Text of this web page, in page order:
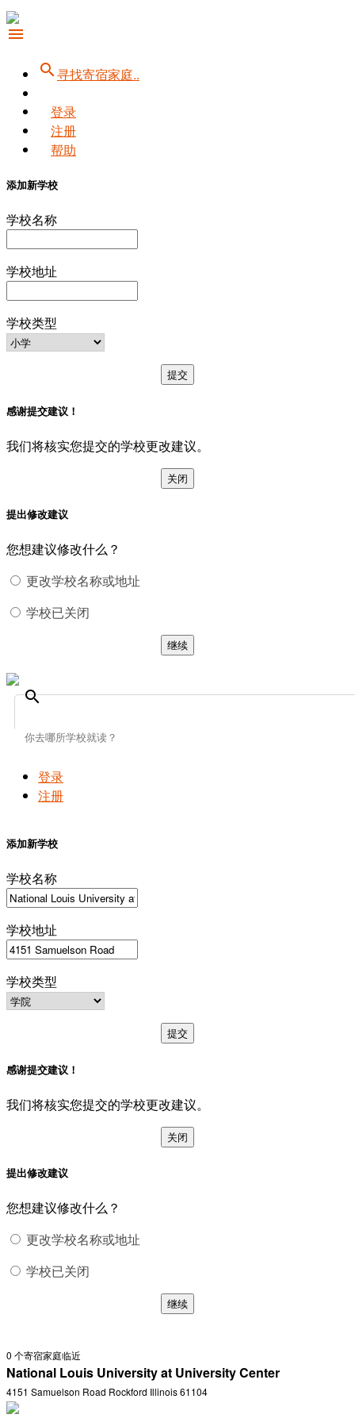
menu
search寻找寄宿家庭..
登录
注册
帮助
添加新学校
学校名称
学校地址
学校类型
提交
感谢提交建议！
我们将核实您提交的学校更改建议。
关闭
提出修改建议
您想建议修改什么？
更改学校名称或地址
学校已关闭
继续
search
登录
注册
添加新学校
学校名称
学校地址
学校类型
提交
感谢提交建议！
我们将核实您提交的学校更改建议。
关闭
提出修改建议
您想建议修改什么？
更改学校名称或地址
学校已关闭
继续
0 个寄宿家庭临近
National Louis University at University Center
4151 Samuelson Road Rockford Illinois 61104